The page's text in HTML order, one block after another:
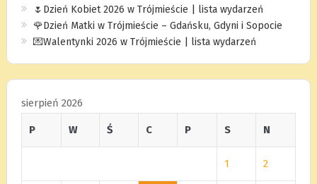
🌷Dzień Kobiet 2026 w Trójmieście | lista wydarzeń
🌹Dzień Matki w Trójmieście – Gdańsku, Gdyni i Sopocie
💌Walentynki 2026 w Trójmieście | lista wydarzeń
sierpień 2026
P W Ś C P S N
1 2